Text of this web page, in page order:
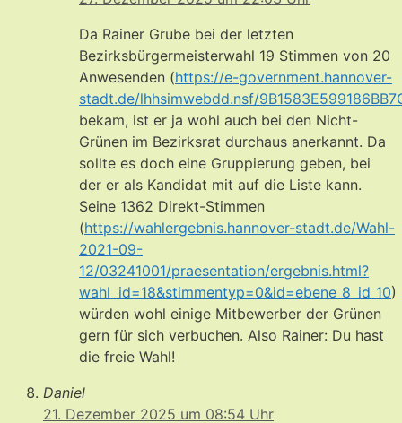
Da Rainer Grube bei der letzten
Bezirksbürgermeisterwahl 19 Stimmen von 20
Anwesenden (https://e-government.hannover-
stadt.de/lhhsimwebdd.nsf/
bekam, ist er ja wohl auch bei den Nicht-
Grünen im Bezirksrat durchaus anerkannt. Da
sollte es doch eine Gruppierung geben, bei
der er als Kandidat mit auf die Liste kann.
Seine 1362 Direkt-Stimmen
(https://wahlergebnis.hannover-stadt.de/Wahl-
2021-09-
12/03241001/praesentation/ergebnis.html?
wahl_id=18&stimmentyp=0&id=ebene_8_id_10)
würden wohl einige Mitbewerber der Grünen
gern für sich verbuchen. Also Rainer: Du hast
die freie Wahl!
Daniel
21. Dezember 2025 um 08:54 Uhr